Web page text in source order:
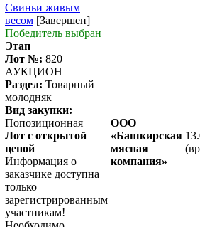
Свиньи живым
весом [Завершен]
Победитель выбран
Этап
Лот №: 820
АУКЦИОН
Раздел: Товарный
молодняк
Вид закупки:
Попозиционная
Лот с открытой
ценой
Информация о
заказчике доступна
только
зарегистрированным
участникам!
ООО
«Башкирская
мясная
компания»